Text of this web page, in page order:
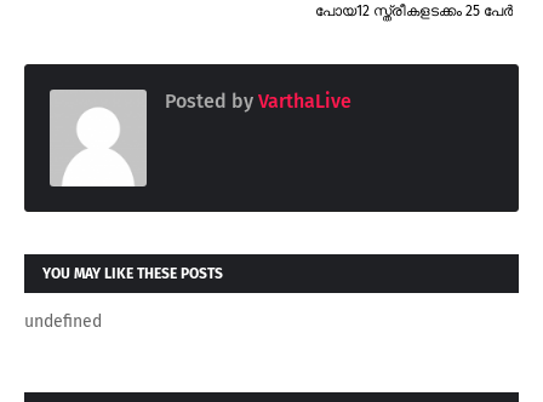
പോയ12 സ്ത്രീകളടക്കം 25 പേർ
Posted by VarthaLive
YOU MAY LIKE THESE POSTS
undefined